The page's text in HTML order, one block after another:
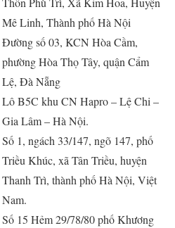
Mê Linh, Thành phố Hà Nội
Đường số 03, KCN Hòa Cầm,
phường Hòa Thọ Tây, quận Cẩm
Lệ, Đà Nẵng
Lô B5C khu CN Hapro – Lệ Chi –
Gia Lâm – Hà Nội.
Số 1, ngách 33/147, ngõ 147, phố
Triều Khúc, xã Tân Triều, huyện
Thanh Trì, thành phố Hà Nội, Việt
Nam.
Số 15 Hẻm 29/78/80 phố Khương